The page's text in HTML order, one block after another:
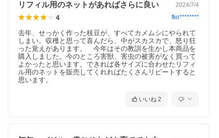
リフィル用のネットがあればさらに良い 2024/7/4
4 fko********
去年、せっかく作った枝豆が、すべてカメムシにやられて
しまい。収穫と思って喜んだら、中がスカスカで、怒り狂
った覚えがあります。　今年はその教訓を生かし本商品を
購入しました。今のところ害獣、害虫の被害がなく買って
よかったと思います。できれば各サイズに合わせたリフィ
ル用のネットを販売してくれればたくさんリピートすると
思います。
いいね 2